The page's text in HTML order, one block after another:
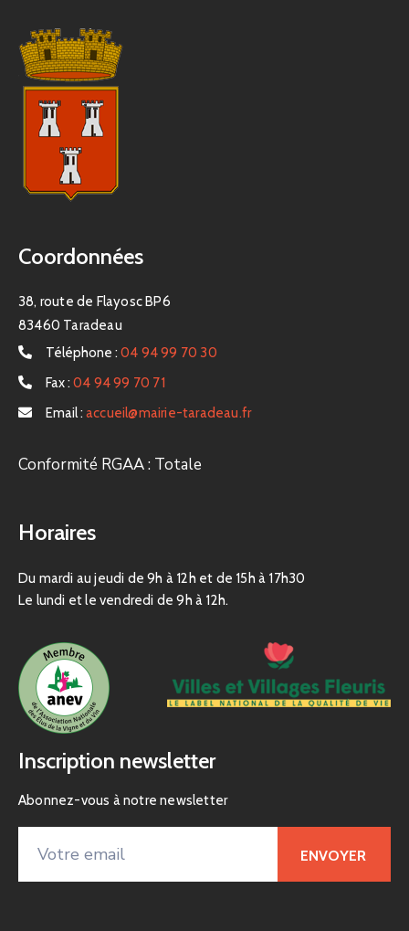
Coordonnées
38, route de Flayosc BP6
83460 Taradeau
Téléphone : 04 94 99 70 30
Fax : 04 94 99 70 71
Email : accueil@mairie-taradeau.fr
Conformité RGAA : Totale
Horaires
Du mardi au jeudi de 9h à 12h et de 15h à 17h30
Le lundi et le vendredi de 9h à 12h.
Inscription newsletter
Abonnez-vous à notre newsletter